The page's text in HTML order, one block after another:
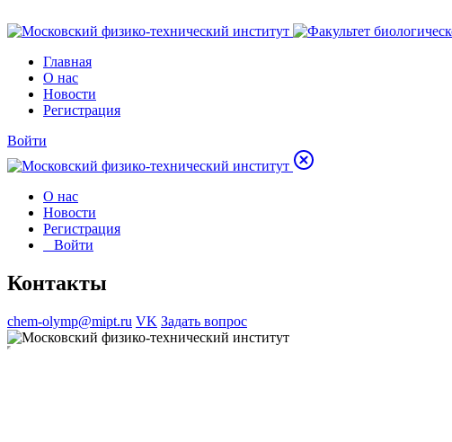
Главная
О нас
Новости
Регистрация
Войти
О нас
Новости
Регистрация
Войти
Контакты
chem-olymp@mipt.ru VK Задать вопрос